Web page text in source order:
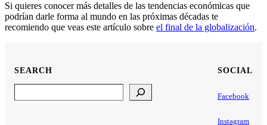
Si quieres conocer más detalles de las tendencias económicas que
podrían darle forma al mundo en las próximas décadas te
recomiendo que veas este artículo sobre el final de la globalización.
SEARCH SOCIAL
Facebook
Instagram